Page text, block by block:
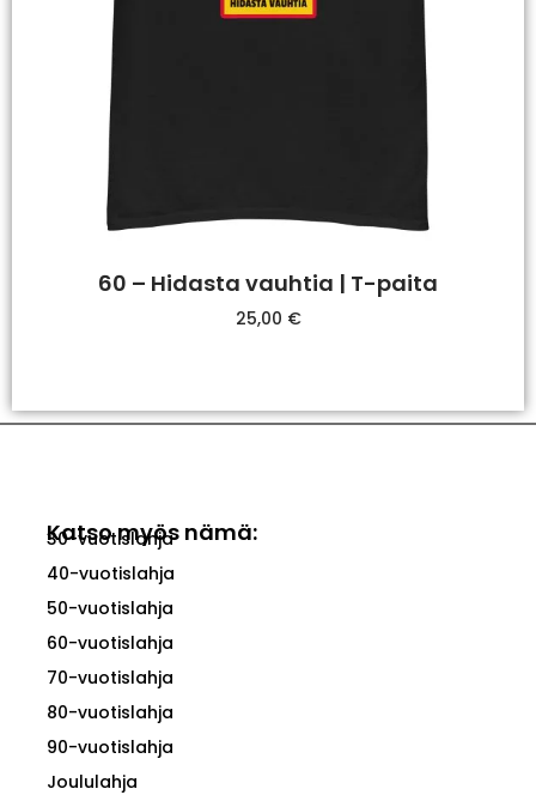
60 – Hidasta vauhtia | T-paita
25,00 €
Katso myös nämä:
30-vuotislahja
40-vuotislahja
50-vuotislahja
60-vuotislahja
70-vuotislahja
80-vuotislahja
90-vuotislahja
Joululahja